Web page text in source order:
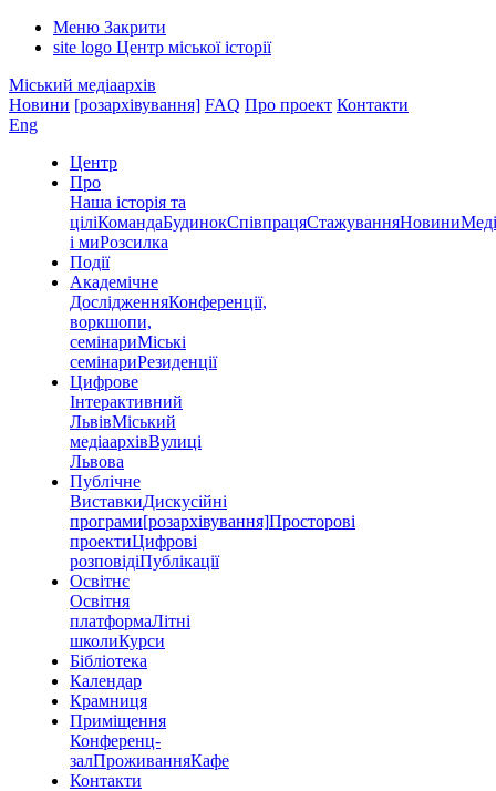
Меню Закрити
site logo Центр міської історії
Міський медіаархів
Новини [розархівування] FAQ Про проект Контакти
Eng
Центр
Про
Наша історія та
ціліКомандаБудинокСпівпрацяСтажуванняНовини
і миРозсилка
Події
Академічне
ДослідженняКонференції,
воркшопи,
семінариМіські
семінариРезиденції
Цифрове
Інтерактивний
ЛьвівМіський
медіаархівВулиці
Львова
Публічне
ВиставкиДискусійні
програми[розархівування]Просторові
проектиЦифрові
розповідіПублікації
Освітнє
Освітня
платформаЛітні
школиКурси
Бібліотека
Календар
Крамниця
Приміщення
Конференц-
залПроживанняКафе
Контакти